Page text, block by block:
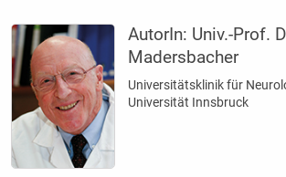
AutorIn: Univ.-Prof.
Madersbacher
Universitätsklinik für
Universität Innsbruck